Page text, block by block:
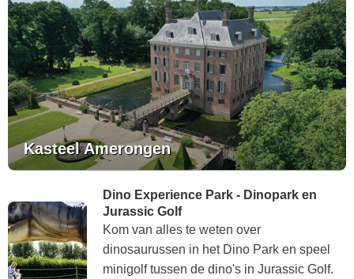
Kasteel Amerongen
Dino Experience Park - Dinopark en
Jurassic Golf
Kom van alles te weten over
dinosaurussen in het Dino Park en speel
minigolf tussen de dino's in Jurassic Golf.